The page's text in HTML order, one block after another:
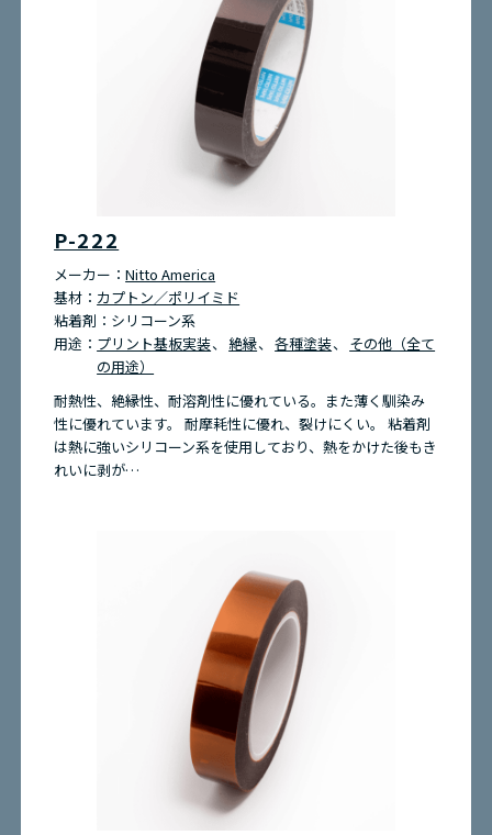
P-222
メーカー：Nitto America
基材： カプトン／ポリイミド
粘着剤： シリコーン系
用途： プリント基板実装 絶縁 各種塗装
その他（全て
の用途）
耐熱性、絶縁性、耐溶剤性に優れている。また薄く馴染み
性に優れています。 耐摩耗性に優れ、裂けにくい。 粘着剤
は熱に強いシリコーン系を使用しており、熱をかけた後もき
れいに剥が…